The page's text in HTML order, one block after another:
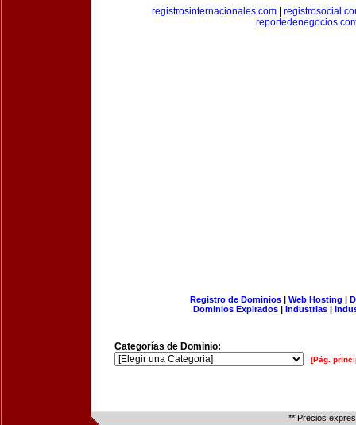
registrosinternacionales.com
Registro de Dominios| Web Hosting |
Dominios Expirados | Industrias |
Categorías de Dominio:
[Pág.
** Precios